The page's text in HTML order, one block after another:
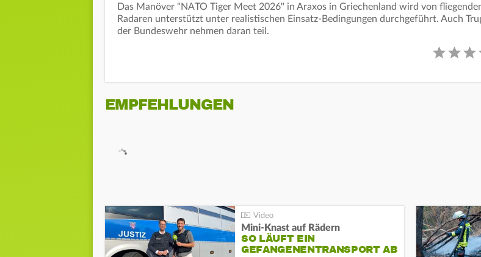
Das Manöver "NATO Tiger Meet 2026" in Araxos in Griechenland wird von
Radaren unterstützt unter realistischen Einsatz-Bedingungen durchgeführt. Auch
der Bundeswehr nehmen daran teil.
EMPFEHLUNGEN
Mini-Knast auf Rädern
SO LÄUFT EIN
GEFANGENENTRANSPORT AB